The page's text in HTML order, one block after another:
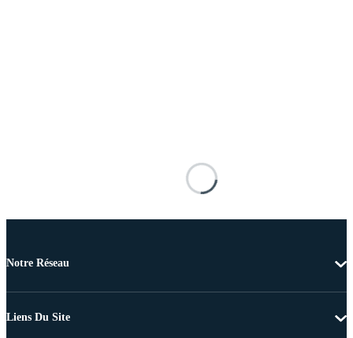
Notre Réseau
Liens Du Site